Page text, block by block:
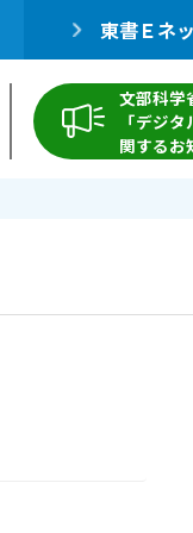
東書Ｅネ
文部科学
「デジ
関するお